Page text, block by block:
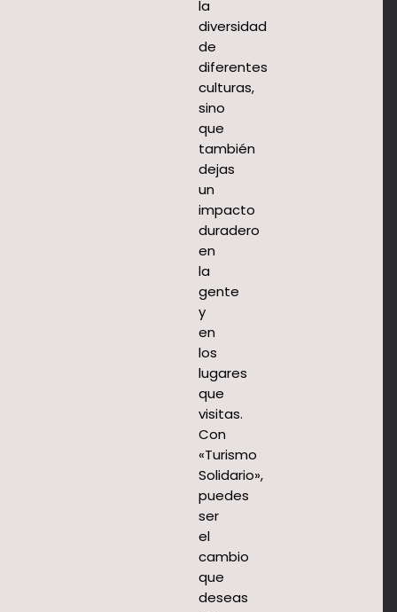
la
diversidad
de
diferentes
culturas,
sino
que
también
dejas
un
impacto
duradero
en
la
gente
y
en
los
lugares
que
visitas.
Con
«Turismo
Solidario»,
puedes
ser
el
cambio
que
deseas